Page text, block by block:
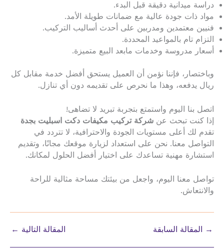
دراسة ميدانية دقيقة قبل البدء.
مواد ذات جودة عالية مع ضمانات طويلة الأمد.
فنيين معتمدين ومدربين على أحدث أساليب التركيب.
التزام تام بالمواعيد المحددة.
أسعار مدروسة وخدمات مابعد البيع متميزة.
وباختصار، فإننا نؤمن أن العميل يستحق أفضل خدمة مقابل كل
ريال يدفعه، وهذا ما نحرص على تقديمه دون أي تنازل.
اتصل بنا اليوم واستمتع بتجربة تبريد لا تضاهى!
إذا كنت تبحث عن شركة تركيب مكيفات دكت اسبليت بجدة
تقدم لك أعلى مستويات الجودة والاحترافية، لا تتردد في
التواصل معنا. نحن على استعداد لزيارة موقعك مجانًا، وتقديم
استشارة مهنية تساعدك على اختيار أفضل الحلول لمكانك.
تواصل معنا اليوم، واجعل من بيئتك مساحة مثالية للراحة
والانتعاش.
→ المقالة السابقة المقالة التالية ←